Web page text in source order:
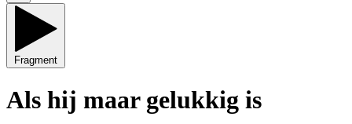
Fragment
Als hij maar gelukkig is